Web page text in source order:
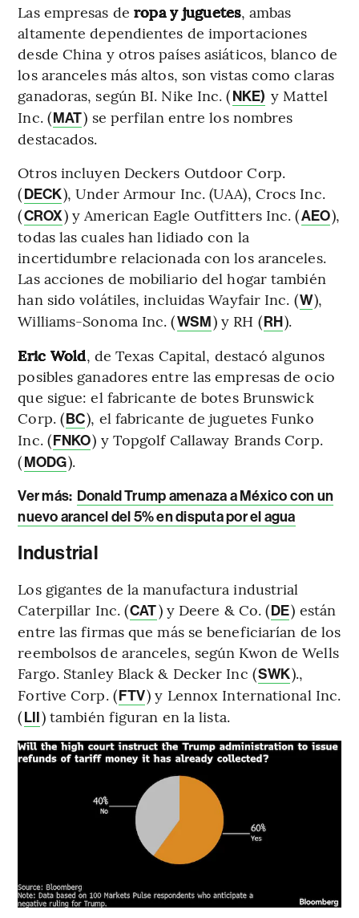
Las empresas de ropa y juguetes, ambas
altamente dependientes de importaciones
desde China y otros países asiáticos, blanco de
los aranceles más altos, son vistas como claras
ganadoras, según BI. Nike Inc. (NKE) y Mattel
Inc. (MAT) se perfilan entre los nombres
destacados.
Otros incluyen Deckers Outdoor Corp.
(DECK), Under Armour Inc. (UAA), Crocs Inc.
(CROX) y American Eagle Outfitters Inc. (AEO),
todas las cuales han lidiado con la
incertidumbre relacionada con los aranceles.
Las acciones de mobiliario del hogar también
han sido volátiles, incluidas Wayfair Inc. (W),
Williams-Sonoma Inc. (WSM) y RH (RH).
Eric Wold, de Texas Capital, destacó algunos
posibles ganadores entre las empresas de ocio
que sigue: el fabricante de botes Brunswick
Corp. (BC), el fabricante de juguetes Funko
Inc. (FNKO) y Topgolf Callaway Brands Corp.
(MODG).
Ver más: Donald Trump amenaza a México con un
nuevo arancel del 5% en disputa por el agua
Industrial
Los gigantes de la manufactura industrial
Caterpillar Inc. (CAT) y Deere & Co. (DE) están
entre las firmas que más se beneficiarían de los
reembolsos de aranceles, según Kwon de Wells
Fargo. Stanley Black & Decker Inc (SWK).,
Fortive Corp. (FTV) y Lennox International Inc.
(LII) también figuran en la lista.